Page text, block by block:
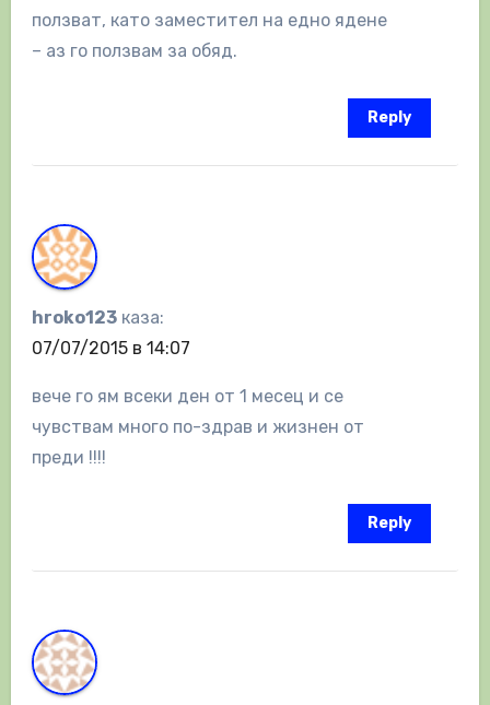
ползват, като заместител на едно ядене
– аз го ползвам за обяд.
Reply
hroko123 каза:
07/07/2015 в 14:07
вече го ям всеки ден от 1 месец и се
чувствам много по-здрав и жизнен от
преди !!!!
Reply